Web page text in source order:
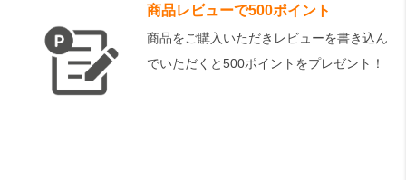
商品レビューで500ポイント
商品をご購入いただきレビューを書き込ん
でいただくと500ポイントをプレゼント！